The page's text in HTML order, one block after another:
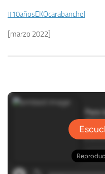
#10añosEKOcarabanchel
[marzo 2022]